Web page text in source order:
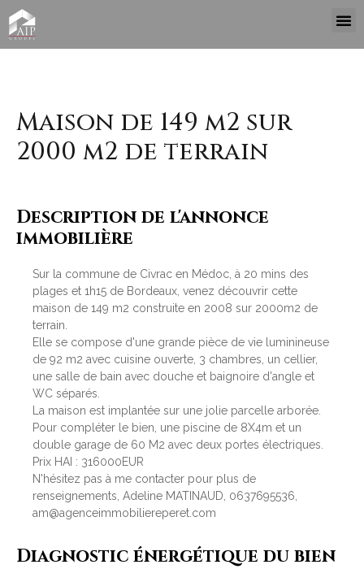
Maison de 149 m2 sur
2000 m2 de terrain
Description de l'annonce
immobilière
Sur la commune de Civrac en Médoc, à 20 mins des
plages et 1h15 de Bordeaux, venez découvrir cette
maison de 149 m2 construite en 2008 sur 2000m2 de
terrain.
Elle se compose d'une grande pièce de vie luminineuse
de 92 m2 avec cuisine ouverte, 3 chambres, un cellier,
une salle de bain avec douche et baignoire d'angle et
WC séparés.
La maison est implantée sur une jolie parcelle arborée.
Pour compléter le bien, une piscine de 8X4m et un
double garage de 60 M2 avec deux portes électriques.
Prix HAI : 316000EUR
N'hésitez pas à me contacter pour plus de
renseignements, Adeline MATINAUD, 0637695536,
am@agenceimmobiliereperet.com
Diagnostic énergétique du bien